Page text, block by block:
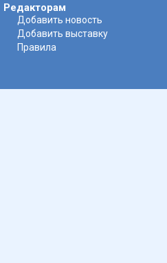
Редакторам
Добавить новость
Добавить выставку
Правила